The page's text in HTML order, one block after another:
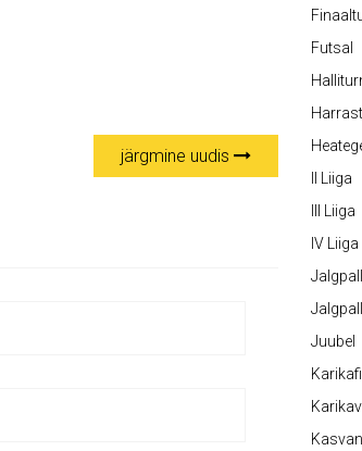
järgmine uudis
Futsal
II Liiga
III Liiga
IV Liiga
Juubel